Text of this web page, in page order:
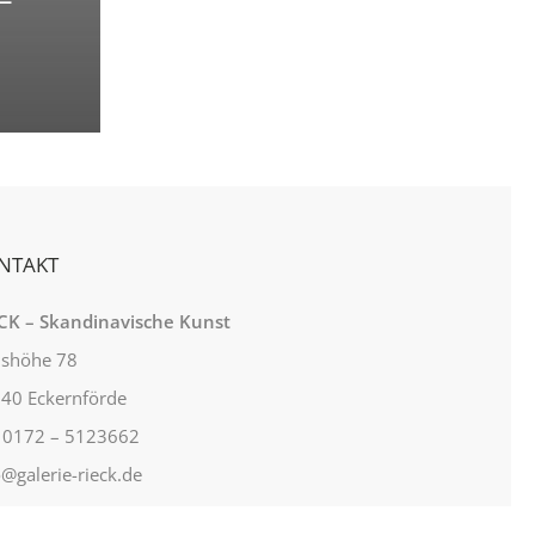
– Skandinavische Kunst
78
Eckernförde
0172 – 5123662
rieck.de